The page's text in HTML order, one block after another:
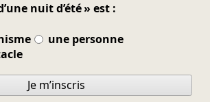
nuit d’été » est :
une personne
Je m’inscris